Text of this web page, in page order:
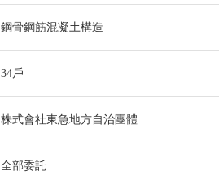
鋼骨鋼筋混凝土構造
34戶
株式會社東急地方自治團體
全部委託